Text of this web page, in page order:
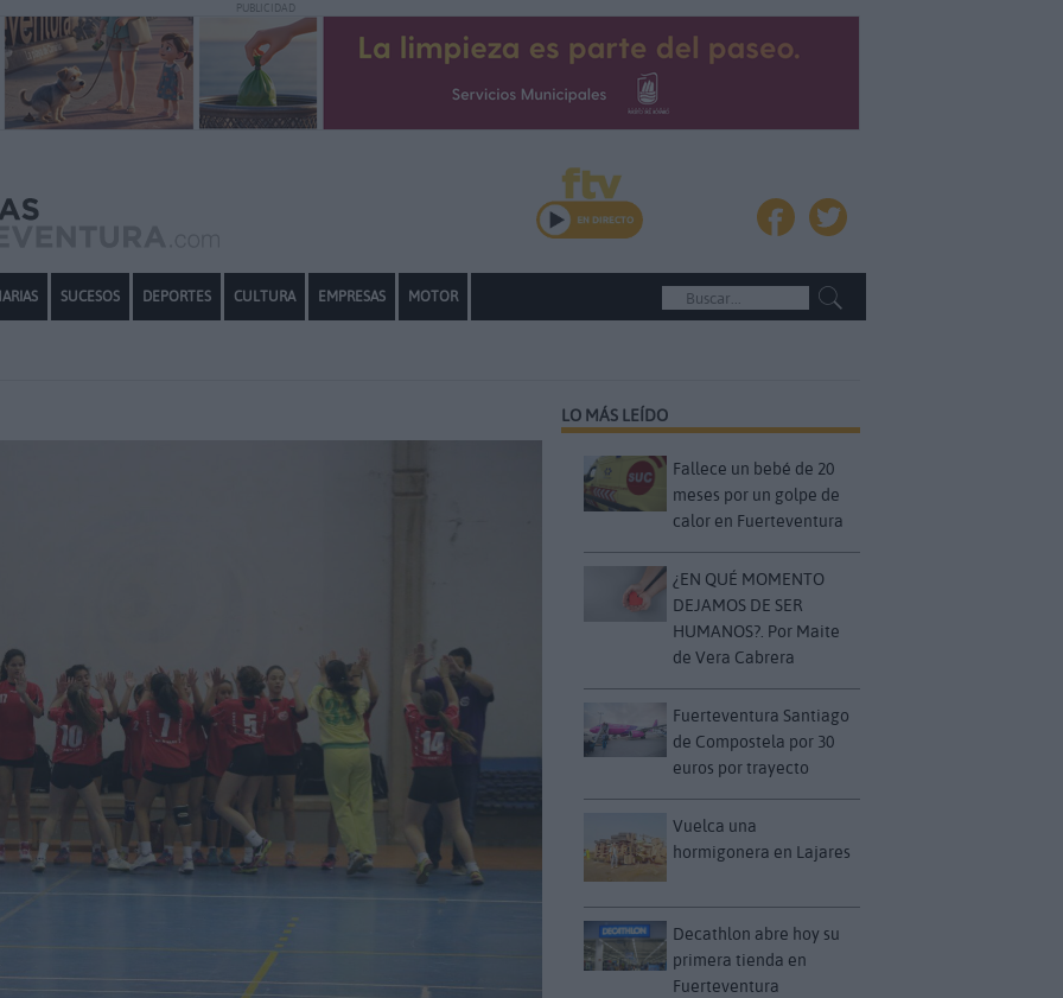
PUBLICIDAD
SUCESOS DEPORTES CULTURA EMPRESAS MOTOR
LO MÁS LEÍDO
Fallece un bebé de 20
meses por un golpe de
calor en Fuerteventura
¿EN QUÉ MOMENTO
DEJAMOS DE SER
HUMANOS?. Por Maite
de Vera Cabrera
Fuerteventura Santiago
de Compostela por 30
euros por trayecto
Vuelca una
hormigonera en Lajares
Decathlon abre hoy su
primera tienda en
Fuerteventura